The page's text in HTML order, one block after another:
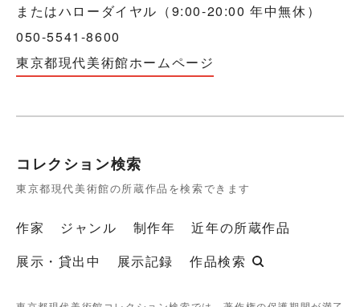
またはハローダイヤル（9:00-20:00 年中無休）
050-5541-8600
東京都現代美術館ホームページ
コレクション検索
東京都現代美術館の所蔵作品を検索できます
作家 ジャンル 制作年
近年の所蔵作品
展示・貸出中
展示記録 作品検索